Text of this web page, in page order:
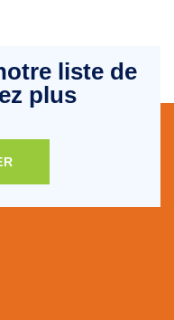
liste de
plus